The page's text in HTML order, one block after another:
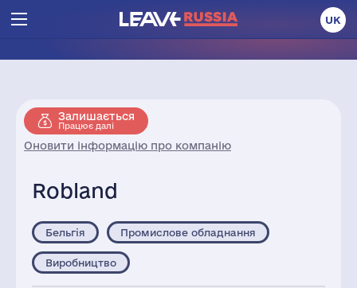
UK
Залишається
Працює далі
Оновити інформацію про компанію
Robland
Бельгія Промислове обладнання
Виробництво